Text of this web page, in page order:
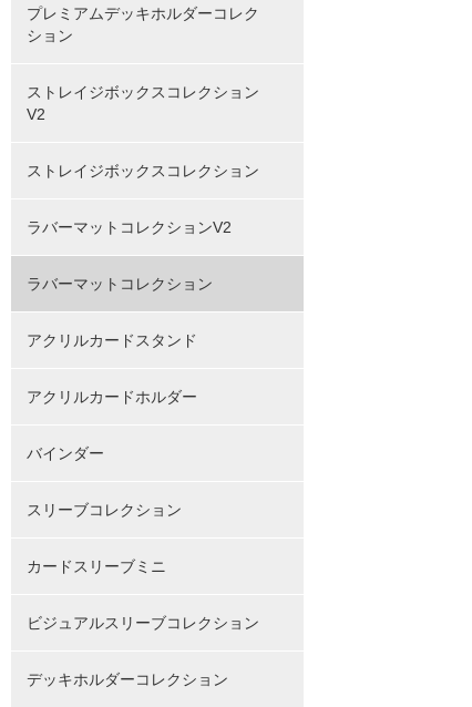
プレミアムデッキホルダーコレク
ション
ストレイジボックスコレクション
V2
ストレイジボックスコレクション
ラバーマットコレクションV2
ラバーマットコレクション
アクリルカードスタンド
アクリルカードホルダー
バインダー
スリーブコレクション
カードスリーブミニ
ビジュアルスリーブコレクション
デッキホルダーコレクション